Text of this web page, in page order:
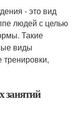
- это вид
людей с целью
Такие
виды
тренировки,
занятий